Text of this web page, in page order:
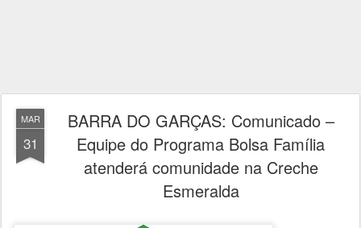
MAR
31
BARRA DO GARÇAS: Comunicado –
Equipe do Programa Bolsa Família
atenderá comunidade na Creche
Esmeralda